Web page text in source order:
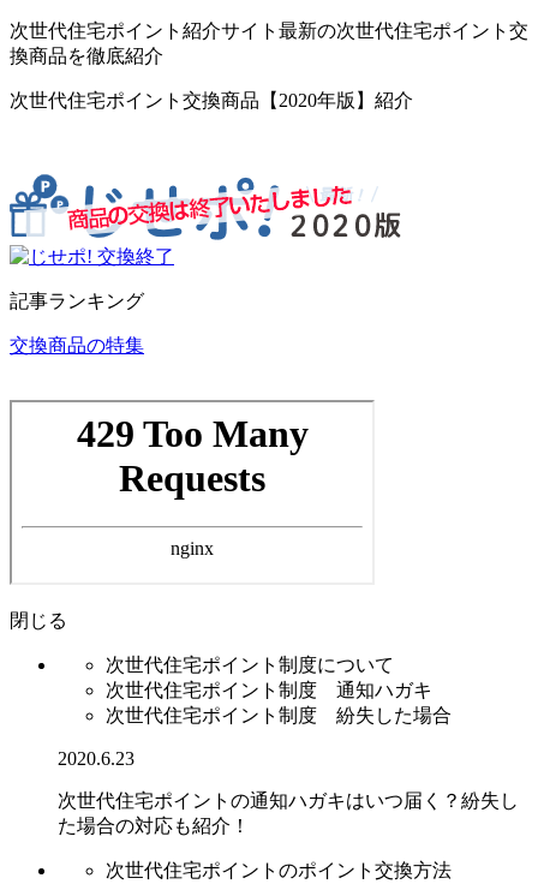
次世代住宅ポイント紹介サイト最新の次世代住宅ポイント交
換商品を徹底紹介
次世代住宅ポイント交換商品【2020年版】紹介
記事ランキング
交換商品の特集
閉じる
次世代住宅ポイント制度について
次世代住宅ポイント制度 通知ハガキ
次世代住宅ポイント制度 紛失した場合
2020.6.23
次世代住宅ポイントの通知ハガキはいつ届く？紛失し
た場合の対応も紹介！
次世代住宅ポイントのポイント交換方法